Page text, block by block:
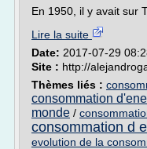
En 1950, il y avait sur
Lire la suite
Date: 2017-07-29
Site : http://
Thèmes liés :
consommation
monde /
consommation d
evolution de la